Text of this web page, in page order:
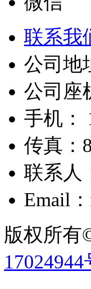
联系我
公司地
公司座
手机：
传真：
联系人
Email
版权所有
17024944